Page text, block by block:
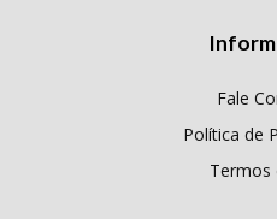
Fale
Política de
Termos